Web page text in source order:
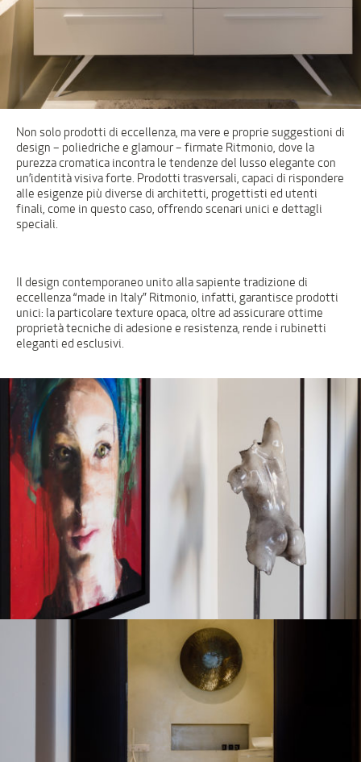
Non solo prodotti di eccellenza, ma vere e proprie suggestioni di
design – poliedriche e glamour – firmate Ritmonio, dove la
purezza cromatica incontra le tendenze del lusso elegante con
un’identità visiva forte. Prodotti trasversali, capaci di rispondere
alle esigenze più diverse di architetti, progettisti ed utenti
finali, come in questo caso, offrendo scenari unici e dettagli
speciali.
Il design contemporaneo unito alla sapiente tradizione di
eccellenza “made in Italy” Ritmonio, infatti, garantisce prodotti
unici: la particolare texture opaca, oltre ad assicurare ottime
proprietà tecniche di adesione e resistenza, rende i rubinetti
eleganti ed esclusivi.